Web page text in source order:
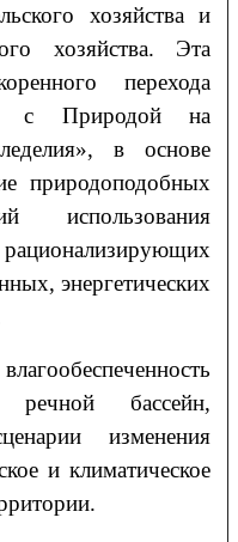
хозяйства и
хозяйства. Эта
перехода
с Природой на
в основе
природоподобных
использования
энергетических
речной бассейн,
изменения
и климатическое